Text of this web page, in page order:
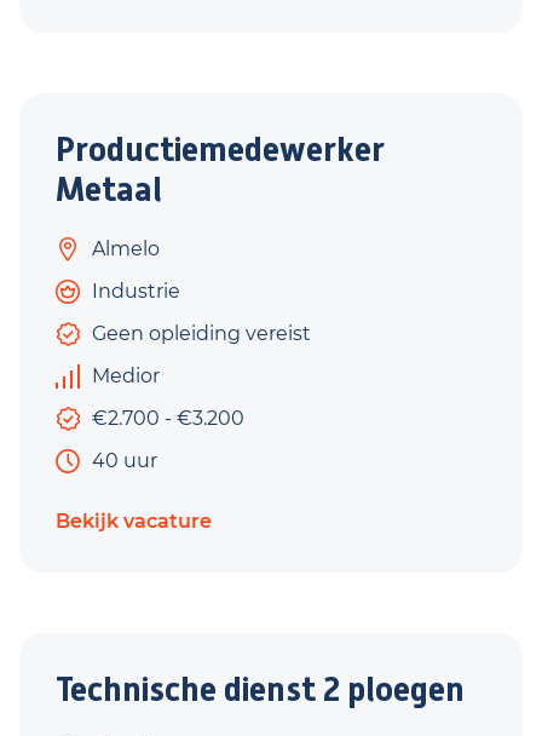
Productiemedewerker
Metaal
Almelo
Industrie
Geen opleiding vereist
Medior
€2.700 - €3.200
40 uur
Bekijk vacature
Technische dienst 2 ploegen